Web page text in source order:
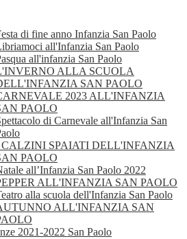
di fine anno Infanzia San Paolo
all'Infanzia San Paolo
all'infanzia San Paolo
ALLA SCUOLA
SAN PAOLO
2023 ALL'INFANZIA
PAOLO
di Carnevale all'Infanzia San
SPAIATI DELL'INFANZIA
PAOLO
all’Infanzia San Paolo 2022
ALL'INFANZIA SAN PAOLO
alla scuola dell'Infanzia San Paolo
ALL'INFANZIA SAN
2021-2022 San Paolo